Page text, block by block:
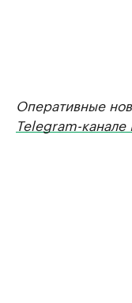
Оперативные
Telegram-канале